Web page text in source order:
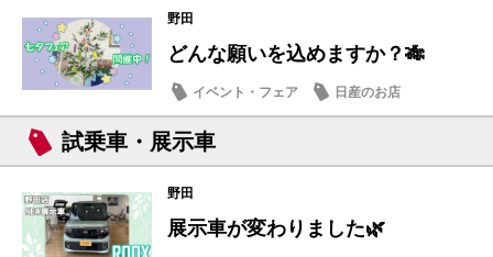
野田
どんな願いを込めますか？🎋
イベント・フェア 日産のお店
試乗車・展示車
野田
展示車が変わりました🌿